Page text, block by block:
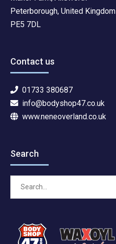
Peterborough, United Kingdom
PE5 7DL
Contact us
01733 380687
info@bodyshop47.co.uk
www.neneoverland.co.uk
Search